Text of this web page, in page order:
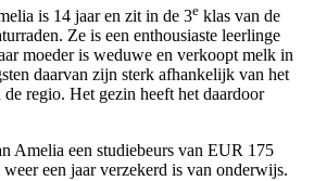
is 14 jaar en zit in de 3e klas van de
Ze is een enthousiaste leerlinge
moeder is weduwe en verkoopt melk in
daarvan zijn sterk afhankelijk van het
regio. Het gezin heeft het daardoor
Amelia een studiebeurs van EUR 175
een jaar verzekerd is van onderwijs.